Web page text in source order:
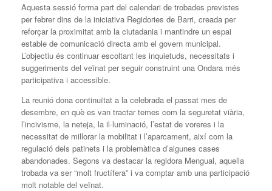
Aquesta sessió forma part del calendari de trobades previstes
per febrer dins de la iniciativa Regidories de Barri, creada per
reforçar la proximitat amb la ciutadania i mantindre un espai
estable de comunicació directa amb el govern municipal.
L’objectiu és continuar escoltant les inquietuds, necessitats i
suggeriments del veïnat per seguir construint una Ondara més
participativa i accessible.
La reunió dona continuïtat a la celebrada el passat mes de
desembre, en què es van tractar temes com la seguretat viària,
l’incivisme, la neteja, la il·luminació, l’estat de voreres i la
necessitat de millorar la mobilitat i l’aparcament, així com la
regulació dels patinets i la problemàtica d’algunes cases
abandonades. Segons va destacar la regidora Mengual, aquella
trobada va ser “molt fructífera” i va comptar amb una participació
molt notable del veïnat.